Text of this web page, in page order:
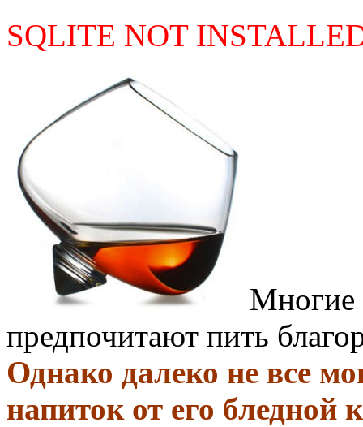
SQLITE NOT
Многие
предпочитают пить
Однако далеко не все
напиток от его бледной